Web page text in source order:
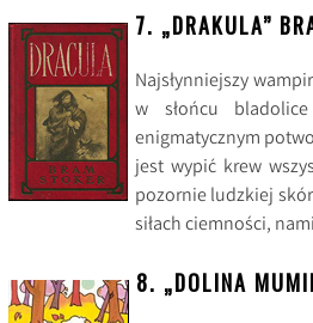
7. „DRAKULA”
Najsłynniejszy
w słońcu
enigmatycznym
jest wypić krew
pozornie ludzkiej
siłach ciemności,
8. „DOLINA